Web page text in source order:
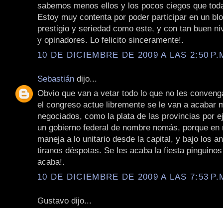
sabemos menos ellos y los pocos ciegos que
Estoy muy contenta por poder participar en un
prestigio y seriedad como este, y con tan buen
y opinadores. Lo felicito sinceramente!.
10 DE DICIEMBRE DE 2009 A LAS 2:50
Sebastián dijo...
Obvio que van a vetar todo lo que no les
el congreso actue libremente se le van a acabar
negociados, como la plata de las provincias por
un gobierno federal de nombre nomás, porque
maneja a lo unitario desde la capital, y bajo los
tiranos déspotas. Se les acaba la fiesta
acaba!.
10 DE DICIEMBRE DE 2009 A LAS 7:53
Gustavo dijo...